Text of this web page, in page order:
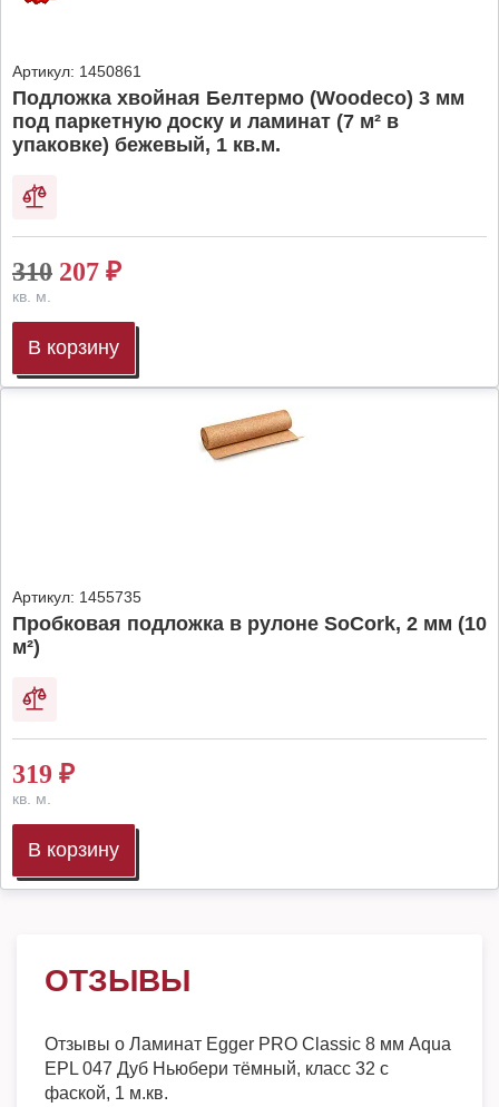
Артикул: 1450861
Подложка хвойная Белтермо (Woodeco) 3 мм
под паркетную доску и ламинат (7 м² в
упаковке) бежевый, 1 кв.м.
310 207 ₽
кв. м.
В корзину
Артикул: 1455735
Пробковая подложка в рулоне SoCork, 2 мм (10
м²)
319 ₽
кв. м.
В корзину
ОТЗЫВЫ
Отзывы о Ламинат Egger PRO Classic 8 мм Aqua
EPL 047 Дуб Ньюбери тёмный, класс 32 с
фаской, 1 м.кв.